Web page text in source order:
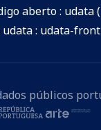
aberto : udata
udata : udata-front
públicos